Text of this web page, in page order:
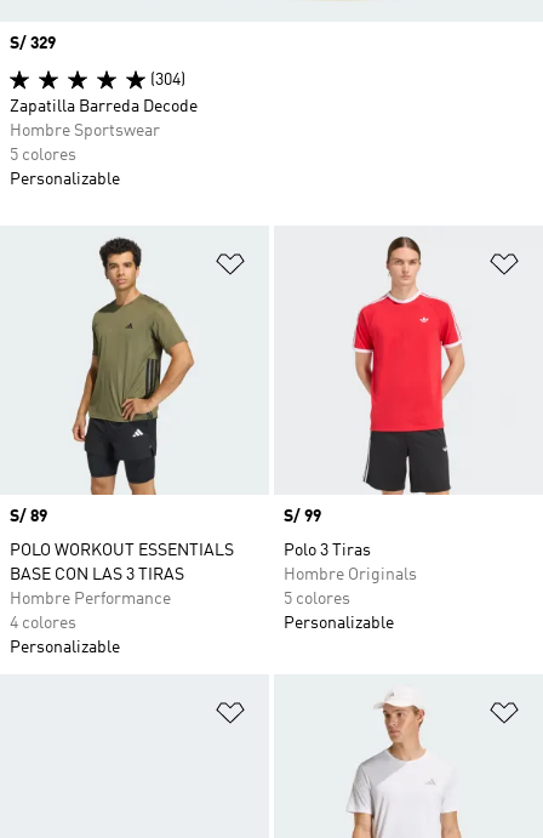
Añadir a la lista de deseos
Precio
S/ 89
POLO WORKOUT ESSENTIALS
BASE CON LAS 3 TIRAS
Hombre Performance
4 colores
Personalizable
Precio
S/ 99
Polo 3 Tiras
Hombre Originals
5 colores
Personalizable
Añadir a la lista de deseos
Precio
S/ 329
(304)
Zapatilla Barreda Decode
Hombre Sportswear
5 colores
Personalizable